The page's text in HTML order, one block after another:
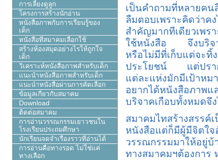
เป็นคำถามที่หลายค
ลืมตอบเพราะคิดว่า
สำคัญมากทีเดียวเพร
ใช้หนังสือ จึงบริจา
หรือไม่มีที่เก็บแต่จะทิ้
ประโยชน์ แต่ปราก
แต่ละแห่งมักมีเป้าห
อยากได้หนังสือภาพ
บริจาคเกือบทั้งหมดจึ
สมาคมไทสร้างสรร
หนังสือแต่ก็มีผู้มีจิตใ
วรรณกรรมมาให้อยู่บ้
ทางสมาคมฯต้องการ
การเลี้ยงดูลูก
โครงการสร้างนักอ่าน
หนังสือภาพกับการเรียนรู้ของ
เด็ก
หนังสือที่สมาคมเลือกใช้
สร้างห้องสมุดอย่างไรให้ถูกใจ
เด็ก
วิเคราะห์หนังสือภาพสำหรับเด็ก
แนะนำหนังสือภาพสำหรับเด็ก
แนะนำหนังสือผ่านการคัดเลือก
ข้อมูลเกี่ยวกับสมาคม
Download
ติดต่อสมาคม
การอ่านวรรณกรรมเยาวชนใน
โรงเรียนประถมศึกษา
นักเรียนจดจำเรื่องราวที่อ่านได้
การอ่านคือทางรอด ไม่ใช่แค่
ทางเลือก